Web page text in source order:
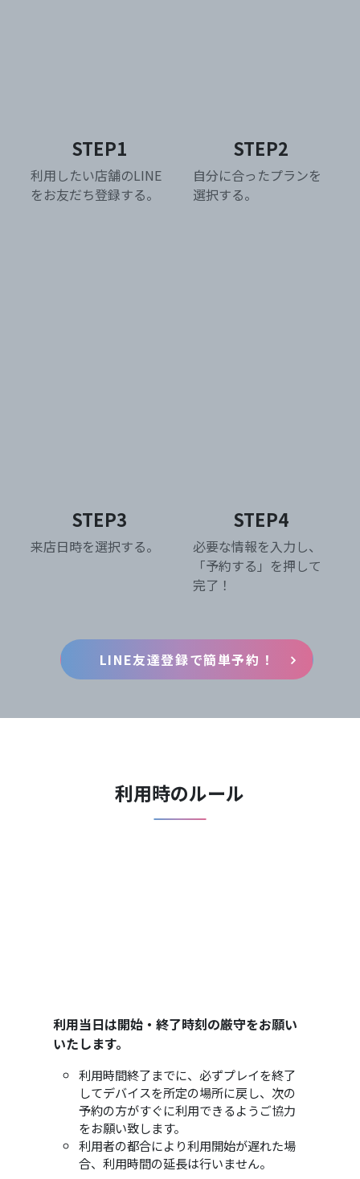
STEP1
利用したい店舗のLINE
をお友だち登録する。
STEP2
自分に合ったプランを
選択する。
STEP3
来店日時を選択する。
STEP4
必要な情報を入力し、
「予約する」を押して
完了！
LINE友達登録で簡単予約！
利用時のルール
利用当日は開始・終了時刻の厳守をお願い
いたします。
利用時間終了までに、必ずプレイを終了
してデバイスを所定の場所に戻し、次の
予約の方がすぐに利用できるようご協力
をお願い致します。
利用者の都合により利用開始が遅れた場
合、利用時間の延長は行いません。